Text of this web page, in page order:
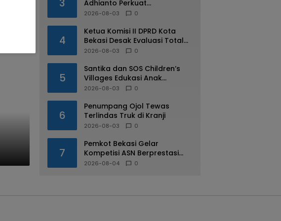
3
Adhianto Perkuat
Pengawasan Aparatur
2026-08-03 0
4
Ketua Komisi II DPRD Kota
Bekasi Desak Evaluasi Total
Usai Dugaan Pungli Oknum
2026-08-03 0
5
Santika dan SOS Children’s
Villages Edukasi Anak
Mengenal Industri Perhotelan
2026-08-03 0
6
Penumpang Ojol Tewas
Terlindas Truk di Kranji
2026-08-03 0
7
Pemkot Bekasi Gelar
Kompetisi ASN Berprestasi
pada HUT RI ke-81
2026-08-04 0